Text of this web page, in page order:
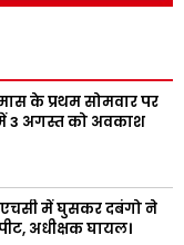
के प्रथम सोमवार पर
3 अगस्त को अवकाश
में घुसकर दबंगो ने
अधीक्षक घायल।